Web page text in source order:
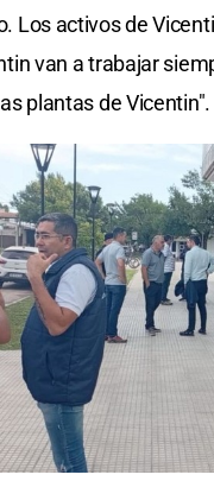
Los activos de
van a trabajar
plantas de Vicentin".